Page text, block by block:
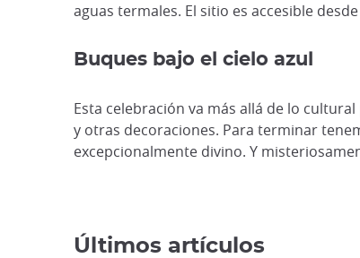
aguas termales. El sitio es accesible
Buques bajo el cielo azul
Esta celebración va más allá de lo
y otras decoraciones. Para terminar
excepcionalmente divino. Y
Últimos artículos